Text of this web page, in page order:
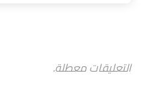
التعليقات معطلة.